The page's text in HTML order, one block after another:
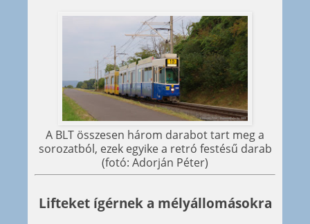
A BLT összesen három darabot tart meg a
sorozatból, ezek egyike a retró festésű darab
(fotó: Adorján Péter)
Lifteket ígérnek a mélyállomásokra